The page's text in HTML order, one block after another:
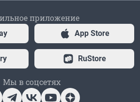
приложение
App Store
RuStore
Мы в соцсетях